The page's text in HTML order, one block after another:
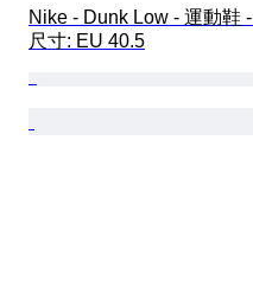
Nike - Dunk Low - 運動鞋 -
尺寸: EU 40.5